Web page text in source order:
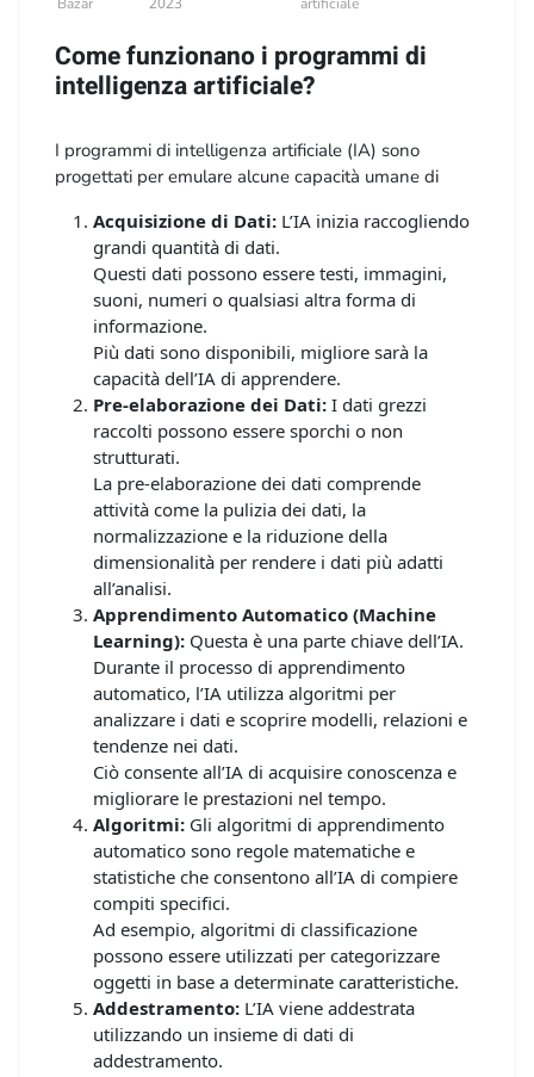
Come funzionano i programmi di
intelligenza artificiale?
I programmi di intelligenza artificiale (IA) sono
progettati per emulare alcune capacità umane di
compiere compiti specifici in modo intelligente.
Ecco come funzionano generalmente:
Acquisizione di Dati: L’IA inizia raccogliendo
grandi quantità di dati.
Questi dati possono essere testi, immagini,
suoni, numeri o qualsiasi altra forma di
informazione.
Più dati sono disponibili, migliore sarà la
capacità dell’IA di apprendere.
Pre-elaborazione dei Dati: I dati grezzi
raccolti possono essere sporchi o non
strutturati.
La pre-elaborazione dei dati comprende
attività come la pulizia dei dati, la
normalizzazione e la riduzione della
dimensionalità per rendere i dati più adatti
all’analisi.
Apprendimento Automatico (Machine
Learning): Questa è una parte chiave dell’IA.
Durante il processo di apprendimento
automatico, l’IA utilizza algoritmi per
analizzare i dati e scoprire modelli, relazioni e
tendenze nei dati.
Ciò consente all’IA di acquisire conoscenza e
migliorare le prestazioni nel tempo.
Algoritmi: Gli algoritmi di apprendimento
automatico sono regole matematiche e
statistiche che consentono all’IA di compiere
compiti specifici.
Ad esempio, algoritmi di classificazione
possono essere utilizzati per categorizzare
oggetti in base a determinate caratteristiche.
Addestramento: L’IA viene addestrata
utilizzando un insieme di dati di
addestramento.